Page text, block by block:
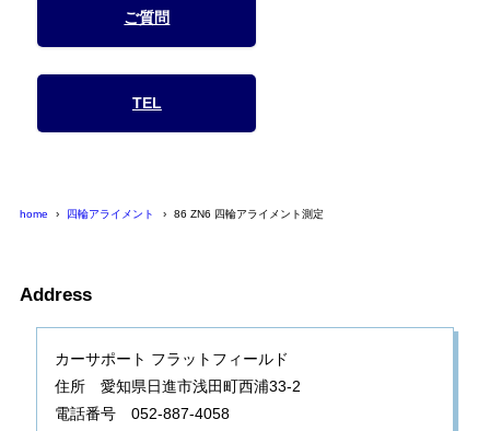
ご質問
TEL
home 四輪アライメント 86 ZN6 四輪アライメント測定
Address
カーサポート フラットフィールド
住所 愛知県日進市浅田町西浦33-2
電話番号 052-887-4058